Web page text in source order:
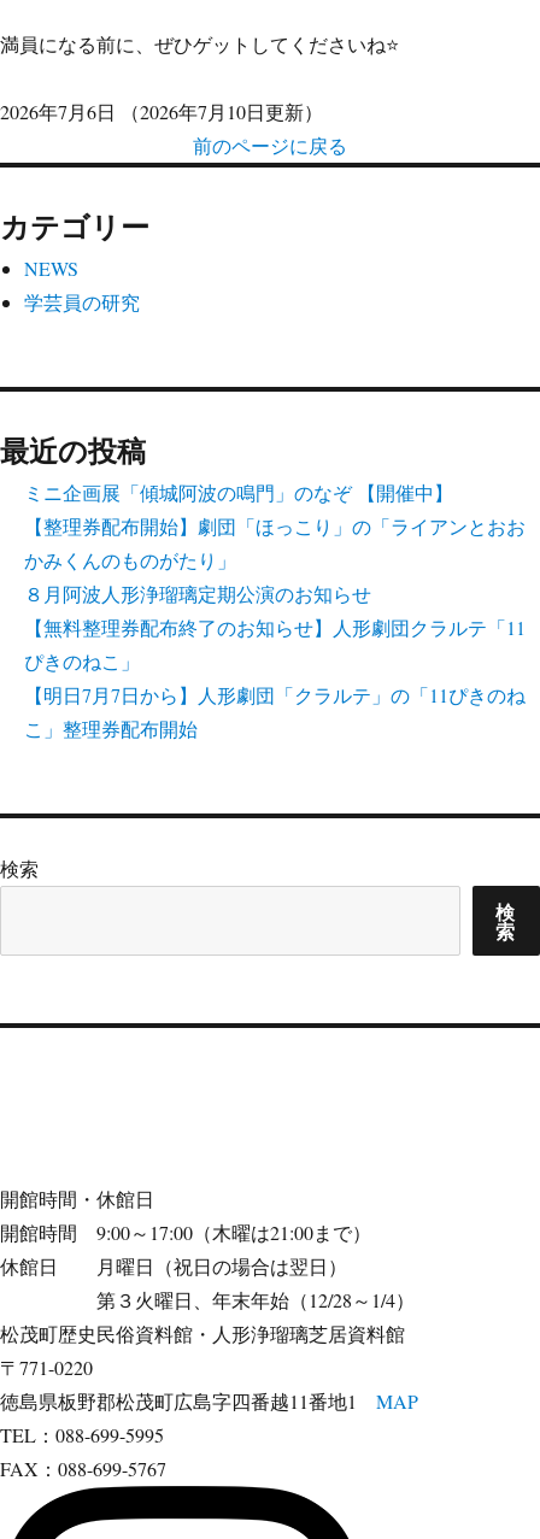
満員になる前に、ぜひゲットしてくださいね⭐
2026年7月6日
（2026年7月10日更新）
前のページに戻る
カテゴリー
NEWS
学芸員の研究
最近の投稿
ミニ企画展「傾城阿波の鳴門」のなぞ 【開催中】
【整理券配布開始】劇団「ほっこり」の「ライアンとおお
かみくんのものがたり」
８月阿波人形浄瑠璃定期公演のお知らせ
【無料整理券配布終了のお知らせ】人形劇団クラルテ「11
ぴきのねこ」
【明日7月7日から】人形劇団「クラルテ」の「11ぴきのね
こ」整理券配布開始
検索
検
索
開館時間・休館日
開館時間 9:00～17:00（木曜は21:00まで）
休館日 月曜日（祝日の場合は翌日）
第３火曜日、年末年始（12/28～1/4）
松茂町歴史民俗資料館・人形浄瑠璃芝居資料館
〒771-0220
徳島県板野郡松茂町広島字四番越11番地1 MAP
TEL：088-699-5995
FAX：088-699-5767